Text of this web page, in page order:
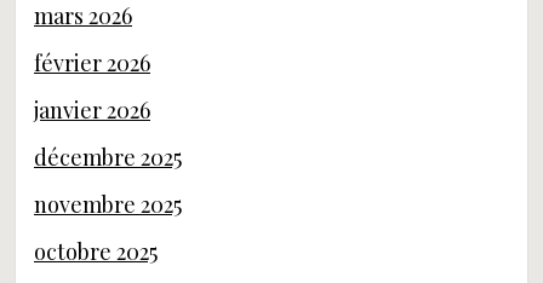
mars 2026
février 2026
janvier 2026
décembre 2025
novembre 2025
octobre 2025